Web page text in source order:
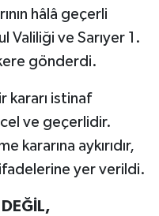
hâlâ geçerli
ve Sarıyer 1.
gönderdi.
kararı istinaf
ve geçerlidir.
kararına aykırıdır,
ifadelerine yer verildi.